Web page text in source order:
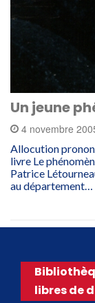
Un jeune
4 novembre
Allocution
livre Le
Patrice
au département…
libres de